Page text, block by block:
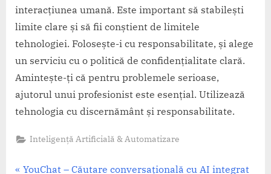
interacțiunea umană. Este important să stabilești
limite clare și să fii conștient de limitele
tehnologiei. Folosește-i cu responsabilitate, și alege
un serviciu cu o politică de confidențialitate clară.
Amintește-ți că pentru problemele serioase,
ajutorul unui profesionist este esențial. Utilizează
tehnologia cu discernământ și responsabilitate.
Inteligență Artificială & Automatizare
P
YouChat – Căutare conversațională cu AI integrat